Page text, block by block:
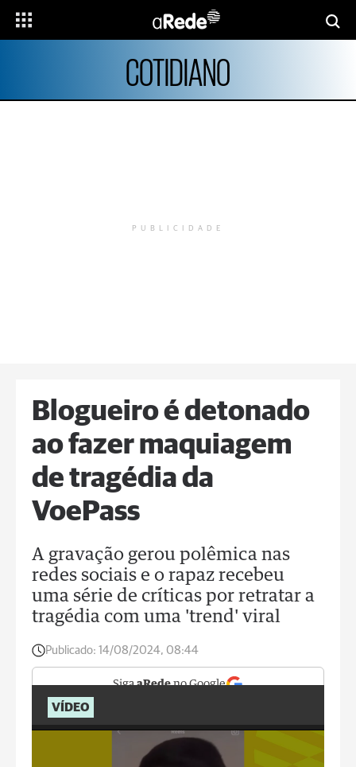
COTIDIANO
PUBLICIDADE
Blogueiro é detonado
ao fazer maquiagem
de tragédia da
VoePass
A gravação gerou polêmica nas
redes sociais e o rapaz recebeu
uma série de críticas por retratar a
tragédia com uma 'trend' viral
Publicado: 14/08/2024, 08:44
SigaaRedeno Google
VÍDEO